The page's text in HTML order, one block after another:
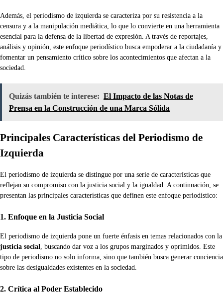
Además, el periodismo de izquierda se caracteriza por su resistencia a la
censura y a la manipulación mediática, lo que lo convierte en una herramienta
esencial para la defensa de la libertad de expresión. A través de reportajes,
análisis y opinión, este enfoque periodístico busca empoderar a la ciudadanía y
fomentar un pensamiento crítico sobre los acontecimientos que afectan a la
sociedad.
Quizás también te interese: El Impacto de las Notas de
Prensa en la Construcción de una Marca Sólida
Principales Características del Periodismo de
Izquierda
El periodismo de izquierda se distingue por una serie de características que
reflejan su compromiso con la justicia social y la igualdad. A continuación, se
presentan las principales características que definen este enfoque periodístico:
1. Enfoque en la Justicia Social
El periodismo de izquierda pone un fuerte énfasis en temas relacionados con la
justicia social, buscando dar voz a los grupos marginados y oprimidos. Este
tipo de periodismo no solo informa, sino que también busca generar conciencia
sobre las desigualdades existentes en la sociedad.
2. Crítica al Poder Establecido